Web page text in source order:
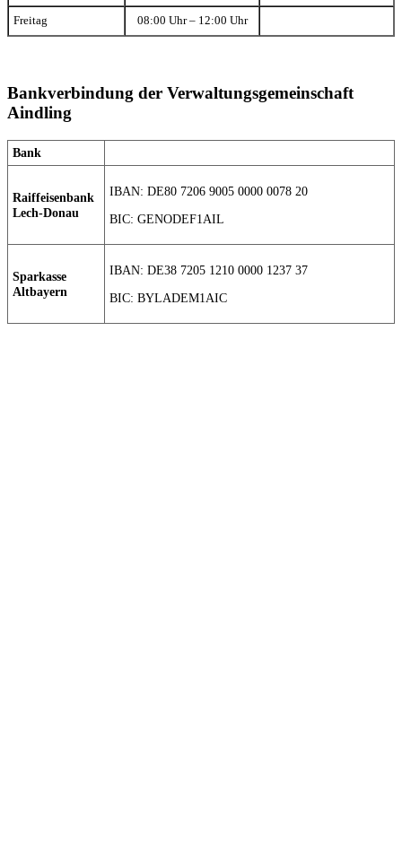
Freitag 08:00 Uhr – 12:00 Uhr
Bankverbindung der Verwaltungsgemeinschaft
Aindling
Bank
Raiffeisenbank
Lech-Donau
IBAN: DE80 7206 9005 0000 0078 20
BIC: GENODEF1AIL
Sparkasse
Altbayern
IBAN: DE38 7205 1210 0000 1237 37
BIC: BYLADEM1AIC